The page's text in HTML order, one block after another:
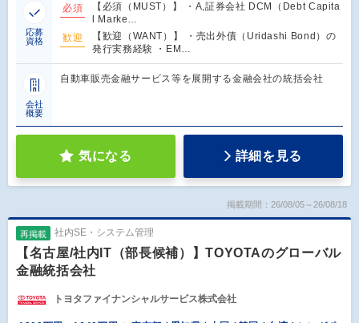
応募
資格
必須
【必須（MUST）】 ・A,証券会社 DCM（Debt Capita
l Marke…
歓迎
【歓迎（WANT）】 ・売出外債（Uridashi Bond）の
発行実務経験 ・EM…
会社
概要
自動車販売金融サービス等を展開する金融会社の統括会社
気になる 詳細を見る
掲載期間：26/08/05～26/08/18
再掲載 社内SE・システム管理
【名古屋/社内IT（部長候補）】TOYOTAのグローバル
金融統括会社
トヨタファイナンシャルサービス株式会社